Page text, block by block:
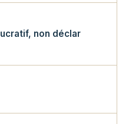
non déclar